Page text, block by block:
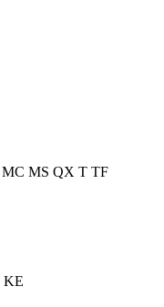
MC MS QX T TF
KE